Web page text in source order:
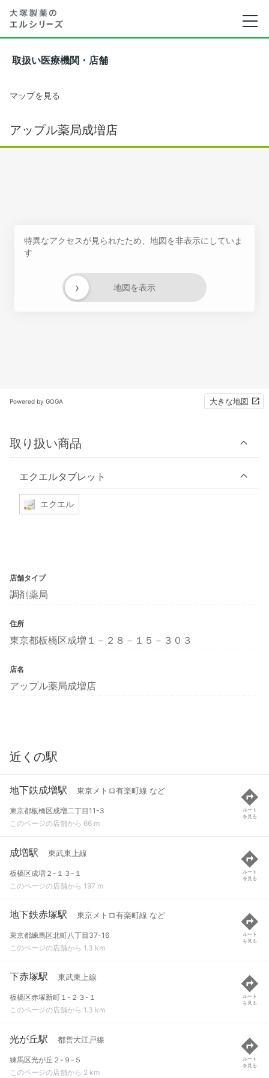
取扱い医療機関・店舗
マップを見る
アップル薬局成増店
特異なアクセスが見られたため、地図を非表示にしていま
す
地図を表示
›
Powered by GOGA 大きな地図
取り扱い商品
エクエルタブレット
エクエル
店舗タイプ
調剤薬局
住所
東京都板橋区成増１－２８－１５－３０３
店名
アップル薬局成増店
近くの駅
地下鉄成増駅 東京メトロ有楽町線 など
東京都板橋区成増二丁目11-3
このページの店舗から 66 m
ルート
を見る
成増駅 東武東上線
板橋区成増２-１３-１
このページの店舗から 197 m
ルート
を見る
地下鉄赤塚駅 東京メトロ有楽町線 など
東京都練馬区北町八丁目37-16
このページの店舗から 1.3 km
ルート
を見る
下赤塚駅 東武東上線
板橋区赤塚新町１-２３-１
このページの店舗から 1.3 km
ルート
を見る
光が丘駅 都営大江戸線
練馬区光が丘２-９-５
このページの店舗から 2 km
ルート
を見る